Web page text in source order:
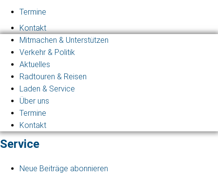
Termine
Kontakt
Mitmachen & Unterstützen
Verkehr & Politik
Aktuelles
Radtouren & Reisen
Laden & Service
Über uns
Termine
Kontakt
Service
Neue Beiträge abonnieren